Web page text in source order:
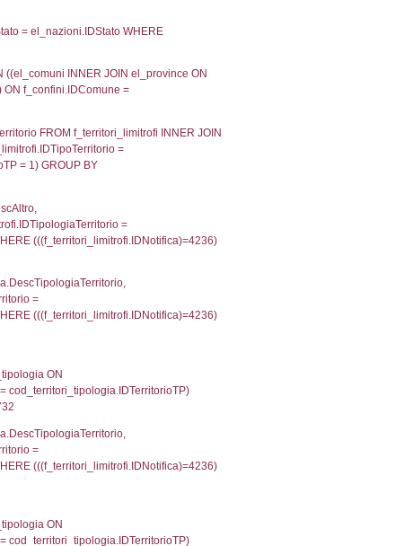
WHERE `userlevelid` IN (-2),
AS provincia, DATE(n.DataInvioNotifica) as
i.CodiceUnivoco = n.CodiceUnivoco LEFT JOIN
as ProvinciaST, el_regioni.Regione
RegioneSL FROM (((((a1_stabilimento LEFT
= el_province.IstProvincia) LEFT JOIN
=
el_regioni AS el_regioni_1 ON
INNER JOIN a2_personale a2p ON
0.0050201416015625
INNER JOIN a2_personale a2p ON
0.0044839382171631
d1_controlli.UffCompetente,
d1_controlli.Pec FROM cod_ipa_aoo INNER